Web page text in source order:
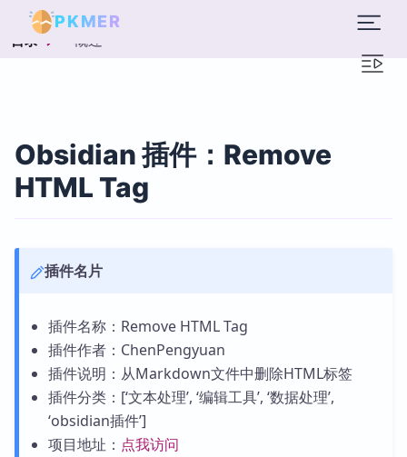
PKMER
目录 概述
Obsidian 插件：Remove
HTML Tag
插件名片
插件名称：Remove HTML Tag
插件作者：ChenPengyuan
插件说明：从Markdown文件中删除HTML标签
插件分类：[‘文本处理’, ‘编辑工具’, ‘数据处理’,
‘obsidian插件’]
项目地址： 点我访问